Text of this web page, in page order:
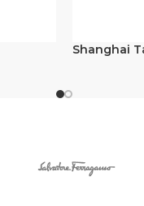
Shanghai